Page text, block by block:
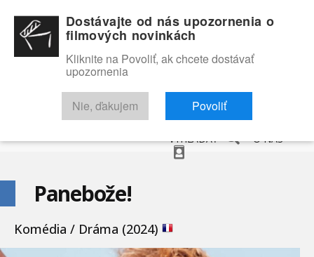
RECENZIE TRAILERY FILMOVÁ DATABÁZA
VYHĽADAŤ O NÁS
Panebože!
Komédia / Dráma (2024)
Dostávajte od nás upozornenia o
filmových novinkách
Kliknite na Povoliť, ak chcete dostávať
upozornenia
Nie, ďakujem Povoliť